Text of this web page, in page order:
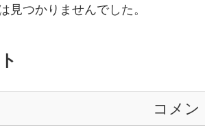
見つかりませんでした。
コメン